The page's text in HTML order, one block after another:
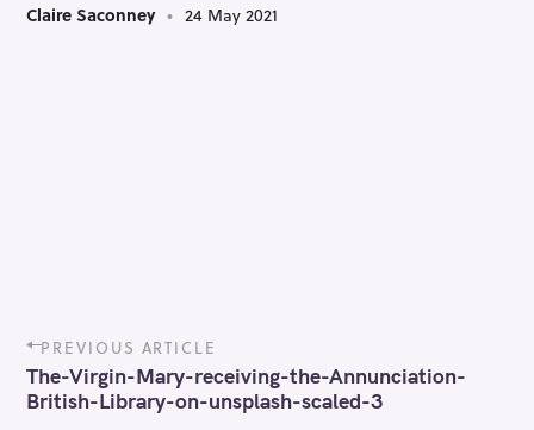
Claire Saconney 24 May 2021
P
o
s
t
PREVIOUS ARTICLE
The-Virgin-Mary-receiving-the-Annunciation-
British-Library-on-unsplash-scaled-3